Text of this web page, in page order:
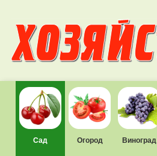
Сад Огород Виноград